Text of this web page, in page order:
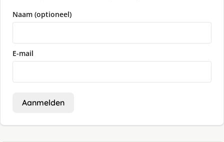
Naam (optioneel)
E-mail
Aanmelden